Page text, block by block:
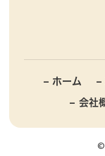
– ホーム –
– 会社